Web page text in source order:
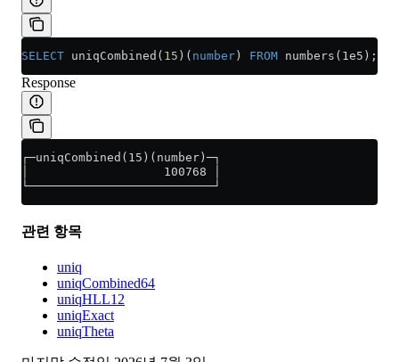
SELECT uniqCombined( 15 )( number ) FROM numbers(1e5);
Response
┌─uniqCombined(15)(number)─┐
│                   100768 │
└──────────────────────────┘
관련 항목
uniq
uniqCombined64
uniqHLL12
uniqExact
uniqTheta